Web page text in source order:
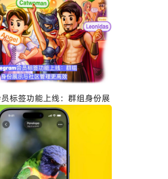
闭私聊分享功能详解：增强聊
保护
标签功能上线：群组身份展
更高效